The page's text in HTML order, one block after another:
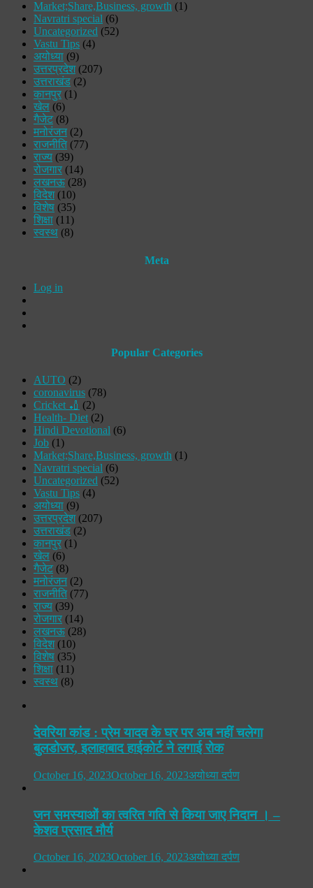
Market;Share,Business, growth (1)
Navratri special (6)
Uncategorized (52)
Vastu Tips (4)
अयोध्या (9)
उत्तरप्रदेश(207)
उत्तराखंड (2)
कानपुर (1)
खेल (6)
गैजेट (8)
मनोरंजन (2)
राजनीति (77)
राज्य (39)
रोजगार (14)
लखनऊ (28)
विदेश(10)
विशेष (35)
शिक्षा (11)
स्वस्थ (8)
Meta
Log in
Popular Categories
AUTO (2)
coronavirus (78)
Cricket 🏏 (2)
Health- Diet (2)
Hindi Devotional (6)
Job (1)
Market;Share,Business, growth (1)
Navratri special (6)
Uncategorized (52)
Vastu Tips (4)
अयोध्या (9)
उत्तरप्रदेश(207)
उत्तराखंड (2)
कानपुर (1)
खेल (6)
गैजेट (8)
मनोरंजन (2)
राजनीति (77)
राज्य (39)
रोजगार (14)
लखनऊ (28)
विदेश(10)
विशेष (35)
शिक्षा (11)
स्वस्थ (8)
देवरिया कांड : प्रेम यादव के घर पर अब नहीं चलेगा
बुलडोजर, इलाहाबाद हाईकोर्ट ने लगाई रोक
October 16, 2023October 16, 2023अयोध्या दर्पण
जन समस्याओं का त्वरित गति से किया जाए निदान । –
केशव प्रसाद मौर्य
October 16, 2023October 16, 2023अयोध्या दर्पण